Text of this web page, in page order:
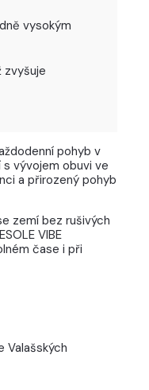
vysokým
zvyšuje
pohyb v
vývojem obuvi ve
a přirozený pohyb
zemí bez rušivých
VIBE
čase i při
Valašských